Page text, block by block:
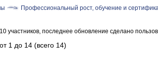
Профессиональный рост, обучение и
участников, последнее обновление сделано
1 до 14 (всего 14)